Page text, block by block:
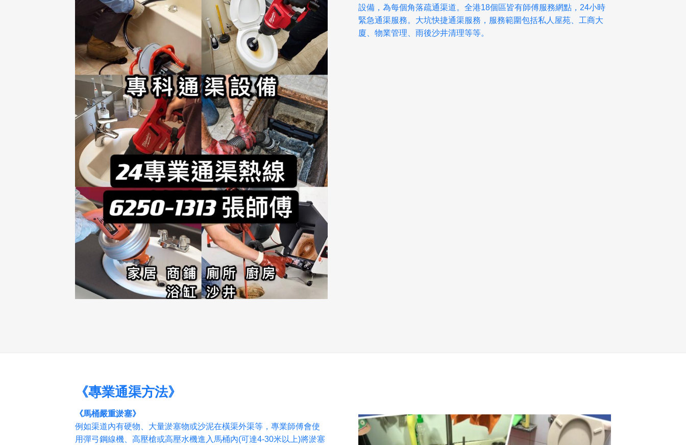
設備，為每個角落疏通渠道。全港18個區皆有師傅服務網點，24小時
緊急通渠服務。大坑快捷通渠服務，服務範圍包括私人屋苑、工商大
廈、物業管理、雨後沙井清理等等。
《專業通渠方法》
《馬桶嚴重淤塞》
例如渠道內有硬物、大量淤塞物或沙泥在橫渠外渠等，專業師傅會使
用彈弓鋼線機、高壓槍或高壓水機進入馬桶內(可達4-30米以上)將淤塞